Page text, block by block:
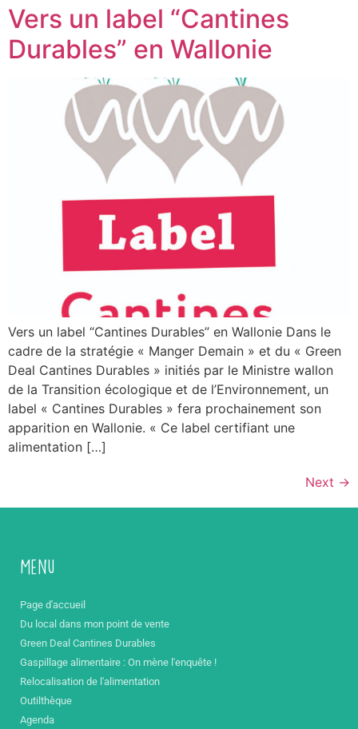
Vers un label “Cantines
Durables” en Wallonie
Vers un label “Cantines Durables” en Wallonie Dans le
cadre de la stratégie « Manger Demain » et du « Green
Deal Cantines Durables » initiés par le Ministre wallon
de la Transition écologique et de l’Environnement, un
label « Cantines Durables » fera prochainement son
apparition en Wallonie. « Ce label certifiant une
alimentation […]
Next →
Menu
Page d'accueil
Du local dans mon point de vente
Green Deal Cantines Durables
Gaspillage alimentaire : On mène l'enquête !
Relocalisation de l'alimentation
Outilthèque
Agenda